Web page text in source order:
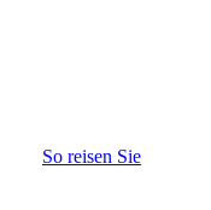
So reisen Sie